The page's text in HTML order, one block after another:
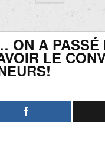
contenu
ON A PASSÉ
LE